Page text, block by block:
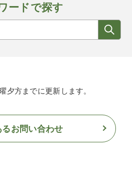
ードで探す
夕方までに更新します。
るお問い合わせ